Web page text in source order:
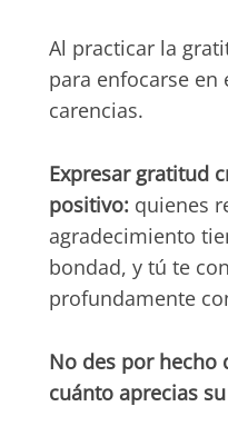
Al practicar la
para enfocarse en
carencias.
Expresar gratitud
positivo: quienes
agradecimiento
bondad, y tú te
profundamente
No des por hecho
cuánto aprecias